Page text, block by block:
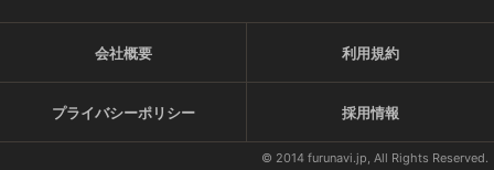
会社概要 利用規約
プライバシーポリシー 採用情報
© 2014 furunavi.jp, All Rights Reserved.